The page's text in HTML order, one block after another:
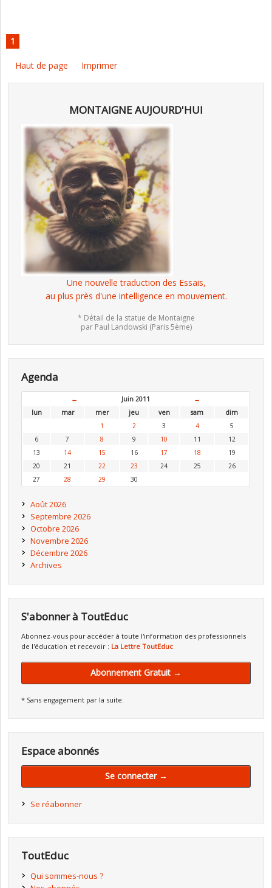
1
Haut de page Imprimer
MONTAIGNE AUJOURD'HUI
Une nouvelle traduction des Essais,
au plus près d'une intelligence en mouvement.
* Détail de la statue de Montaigne
par Paul Landowski (Paris 5ème)
Agenda
← Juin 2011
→
lun
mar mer jeu ven sam
dim
1
2 3 4
5
6
7 8 9 10 11
12
13
14 15 16 17 18
19
20
21 22 23 24 25
26
27
28 29 30
Août 2026
Septembre 2026
Octobre 2026
Novembre 2026
Décembre 2026
Archives
S'abonner à ToutEduc
Abonnez-vous pour accéder à toute l'information des professionnels
de l'éducation et recevoir : La Lettre ToutEduc
Abonnement Gratuit →
* Sans engagement par la suite.
Espace abonnés
Se connecter →
Se réabonner
ToutEduc
Qui sommes-nous ?